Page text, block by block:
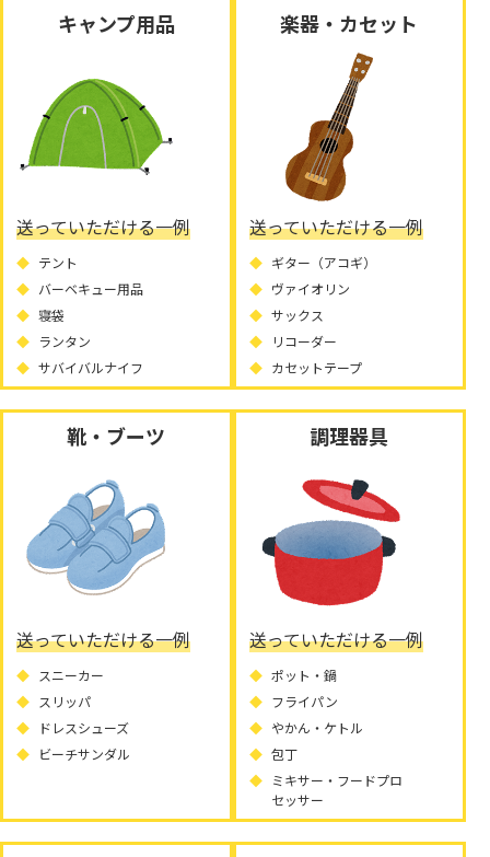
キャンプ用品
送っていただける一例
テント
バーベキュー用品
寝袋
ランタン
サバイバルナイフ
楽器・カセット
送っていただける一例
ギター（アコギ）
ヴァイオリン
サックス
リコーダー
カセットテープ
靴・ブーツ
送っていただける一例
スニーカー
スリッパ
ドレスシューズ
ビーチサンダル
調理器具
送っていただける一例
ポット・鍋
フライパン
やかん・ケトル
包丁
ミキサー・フードプロ
セッサー